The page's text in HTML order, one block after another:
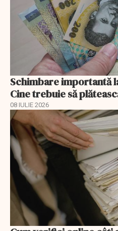
Schimbare importantă
Cine trebuie să
08 IULIE 2026